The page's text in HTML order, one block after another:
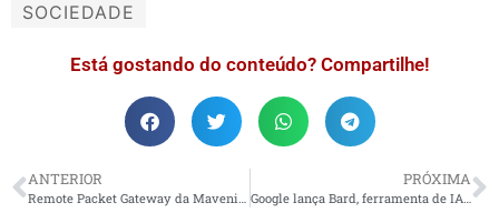
SOCIEDADE
Está gostando do conteúdo? Compartilhe!
ANTERIOR
Remote Packet Gateway da Mavenir fornece análise de dados localizada para a Deutsche Telekom IoT GmbH na América do Norte
PRÓXIMA
Google lança Bard, ferramenta de IA, concorrente do Chat GPT